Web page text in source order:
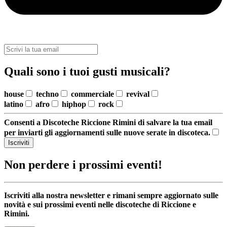
Quali sono i tuoi gusti musicali?
house techno commerciale
revival
latino
afro hiphop rock
Consenti a Discoteche Riccione Rimini di salvare la tua email
per inviarti gli aggiornamenti sulle nuove serate in discoteca.
Iscriviti
Non perdere i prossimi eventi!
Iscriviti alla nostra newsletter e rimani sempre aggiornato sulle
novità e sui prossimi eventi nelle discoteche di Riccione e
Rimini.